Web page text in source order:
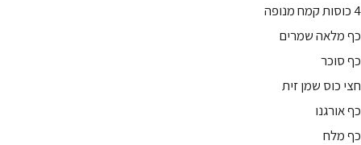
4 כוסות קמח מנופה
כף מלאה שמרים
כף סוכר
חצי כוס שמן זית
כף אורגנו
כף מלח